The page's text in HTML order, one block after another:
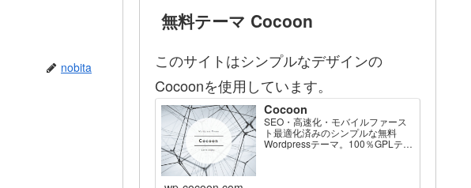
nobita
無料テーマ Cocoon
このサイトはシンプルなデザインの
Cocoonを使用しています。
Cocoon
SEO・高速化・モバイルファース
ト最適化済みのシンプルな無料
Wordpressテーマ。100％GPLテー